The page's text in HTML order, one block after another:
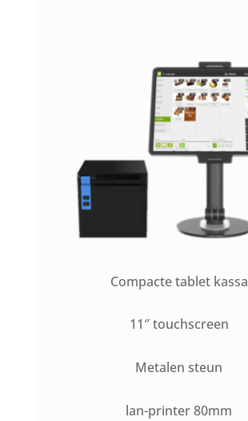
Compacte tablet kassa
11″ touchscreen
Metalen steun
lan-printer 80mm